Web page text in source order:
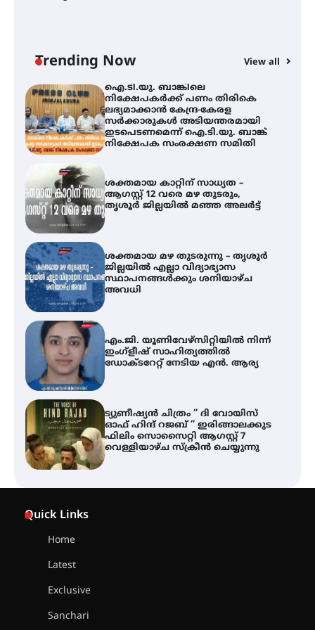
Trending Now View all
ഇടപെടണമെന്ന് ഐ.ടി.യു. ബാങ്ക്
നിക്ഷേപക സംരക്ഷണ സമിതി
ശക്തമായ കാറ്റിന് സാധ്യത –
ആഗസ്റ്റ് 12 വരെ മഴ തുടരും,
തൃശൂർ ജില്ലയിൽ മഞ്ഞ അലർട്ട്
ശക്തമായ മഴ തുടരുന്നു – തൃശൂർ
ജില്ലയിൽ എല്ലാ വിദ്യാഭ്യാസ
സ്ഥാപനങ്ങൾക്കും ശനിയാഴ്ച
അവധി
എം.ജി. യൂണിവേഴ്‌സിറ്റിയിൽ നിന്ന്
ഇംഗ്ളീഷ് സാഹിത്യത്തിൽ
ഡോക്ടറേറ്റ് നേടിയ എൻ. ആര്യ
ട്യുണീഷ്യൻ ചിത്രം ” ദി വോയിസ്
ഓഫ് ഹിന്ദ് റജബ് ” ഇരിങ്ങാലക്കുട
ഫിലിം സൊസൈറ്റി ആഗസ്റ്റ് 7
വെള്ളിയാഴ്ച സ്‌ക്രീൻ ചെയ്യുന്നു
തിരനോട്ടം ‘അരങ്ങ് 2026’ ഉണർന്നു
Quick Links
Home
Latest
Exclusive
Sanchari